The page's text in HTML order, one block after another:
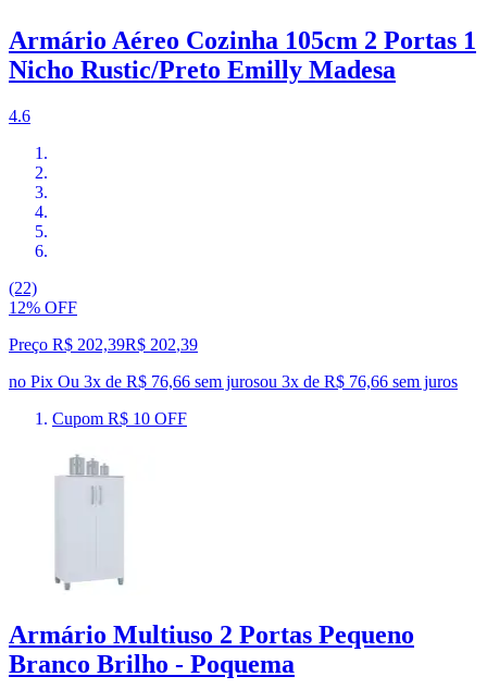
Armário Aéreo Cozinha 105cm 2 Portas 1
Nicho Rustic/Preto Emilly Madesa
4.6
(22)
12% OFF
Preço R$ 202,39R$ 202,39
no Pix Ou 3x de R$ 76,66 sem jurosou 3x de R$ 76,66 sem juros
Cupom R$ 10 OFF
Armário Multiuso 2 Portas Pequeno
Branco Brilho - Poquema